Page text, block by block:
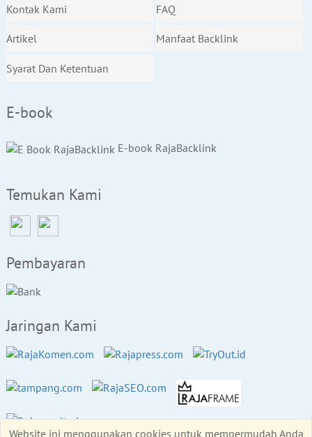
Kontak Kami FAQ
Artikel Manfaat Backlink
Syarat Dan Ketentuan
E-book
E-book RajaBacklink
Temukan Kami
Pembayaran
Jaringan Kami
Website ini menggunakan cookies untuk mempermudah Anda